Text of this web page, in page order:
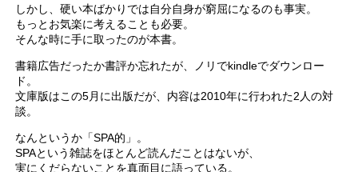
しかし、硬い本ばかりでは自分自身が窮屈になるのも事実。
もっとお気楽に考えることも必要。
そんな時に手に取ったのが本書。
書籍広告だったか書評か忘れたが、ノリでkindleでダウンロー
ド。
文庫版はこの5月に出版だが、内容は2010年に行われた2人の対
談。
なんというか「SPA的」。
SPAという雑誌をほとんど読んだことはないが、
実にくだらないことを真面目に語っている。